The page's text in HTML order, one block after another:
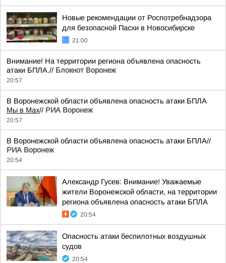
Новые рекомендации от Роспотребнадзора
для безопасной Пасхи в Новосибирске
21:00
Внимание! На территории региона объявлена опасность
атаки БПЛА.// Блокнот Воронеж
20:57
В Воронежской области объявлена опасность атаки БПЛА
Мы в Мах// РИА Воронеж
20:57
В Воронежской области объявлена опасность атаки БПЛА//
РИА Воронеж
20:54
Александр Гусев: Внимание! Уважаемые
жители Воронежской области, на территории
региона объявлена опасность атаки БПЛА
20:54
Опасность атаки беспилотных воздушных
судов
20:54